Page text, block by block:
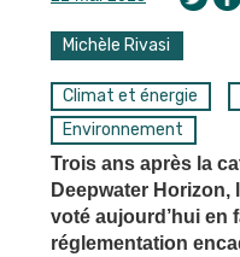
Michèle Rivasi
Climat et énergie
Environnement
Trois ans après la
Deepwater Horizon,
voté aujourd’hui en
réglementation